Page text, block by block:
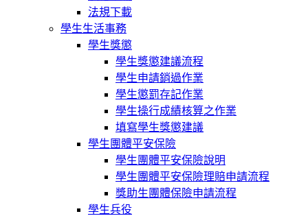
法規下載
學生生活事務
學生獎懲
學生獎懲建議流程
學生申請銷過作業
學生懲罰存記作業
學生操行成績核算之作業
填寫學生獎懲建議
學生團體平安保險
學生團體平安保險說明
學生團體平安保險理賠申請流程
獎助生團體保險申請流程
學生兵役